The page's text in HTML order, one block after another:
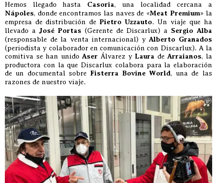
Hemos llegado hasta Casoria, una localidad cercana a
Nápoles, donde encontramos las naves de «Meat Premium» la
empresa de distribución de Pietro Uzzauto. Un viaje que ha
llevado a José Portas (Gerente de Discarlux) a Sergio Alba
(responsable de la venta internacional) y Alberto Granados
(periodista y colaborador en comunicación con Discarlux). A la
comitiva se han unido Aser Álvarez y Laura de Arraianos, la
productora con la que Discarlux colabora para la elaboración
de un documental sobre Fisterra Bovine World, una de las
razones de nuestro viaje.